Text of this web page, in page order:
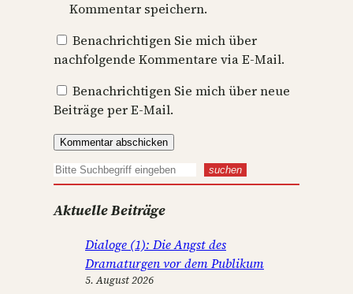
Kommentar speichern.
Benachrichtigen Sie mich über
nachfolgende Kommentare via E-Mail.
Benachrichtigen Sie mich über neue
Beiträge per E-Mail.
S
c
suchen
Aktuelle Beiträge
Dialoge (1): Die Angst des
Dramaturgen vor dem Publikum
5. August 2026